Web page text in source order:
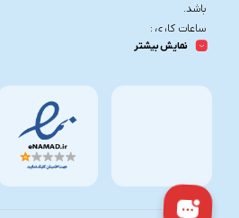
باشد.
ساعات کاری :
شنبه تا چهارشنبه از ساعت 9.30 تا 20
تلفن تماس :
نمایش بیشتر